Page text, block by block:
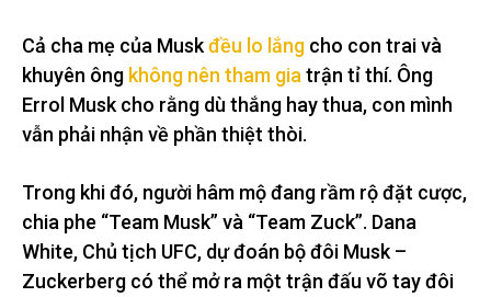
Cả cha mẹ của Muskđều lo lắng cho con trai và
khuyên ông không nên tham gia trận tỉ thí. Ông
Errol Musk cho rằng dù thắng hay thua, con mình
vẫn phải nhận về phần thiệt thòi.
Trong khi đó, người hâm mộ đang rầm rộ đặt cược,
chia phe “Team Musk” và “Team Zuck”. Dana
White, Chủ tịch UFC, dự đoán bộ đôi Musk –
Zuckerberg có thể mở ra một trận đấu võ tay đôi